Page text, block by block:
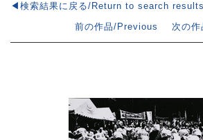
◀検索結果に戻る/Return to search results
前の作品/Previous
次の